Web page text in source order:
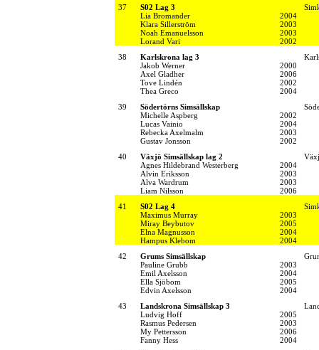
37
S02 Lag 3
Lia Bromander
2004
Klara Sillerström
2003
Noah Emanuelsson
2003
Lorand Vari
2002
38
Karlskrona lag 3
Jakob Werner
2000
Axel Gladher
2006
Tove Lindén
2002
Thea Greco
2004
39
Södertörns Simsällskap
Michelle Aspberg
2002
Lucas Vainio
2004
Rebecka Axelmalm
2003
Gustav Jonsson
2002
40
Växjö Simsällskap lag 2
Agnes Hildebrand Westerberg
2004
Alvin Eriksson
2003
Alva Wardrum
2003
Liam Nilsson
2006
41
S02 Lag 4
Maximus Murray
2003
Miray Beybutov
2005
Elna Magnusson
2004
Hampus Klebom
2004
42
Grums Simsällskap
Pauline Grubb
2003
Emil Axelsson
2004
Ella Sjöbom
2005
Edvin Axelsson
2004
43
Landskrona Simsällskap 3
Ludvig Hoff
2005
Rasmus Pedersen
2003
My Pettersson
2006
Fanny Hess
2004